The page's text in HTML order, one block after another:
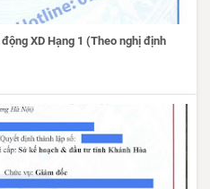
XD Hạng 1 (Theo nghị định